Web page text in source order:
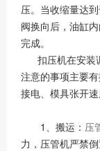
压。当收缩量达
阀换向后，油缸
完成。
扣压机在安装
注意的事项主要
接电、模具张开速
1、搬运： 压
力，压管机严禁